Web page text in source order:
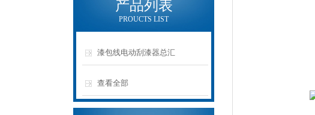
产品列表
PROUCTS LIST
漆包线电动刮漆器总汇
查看全部